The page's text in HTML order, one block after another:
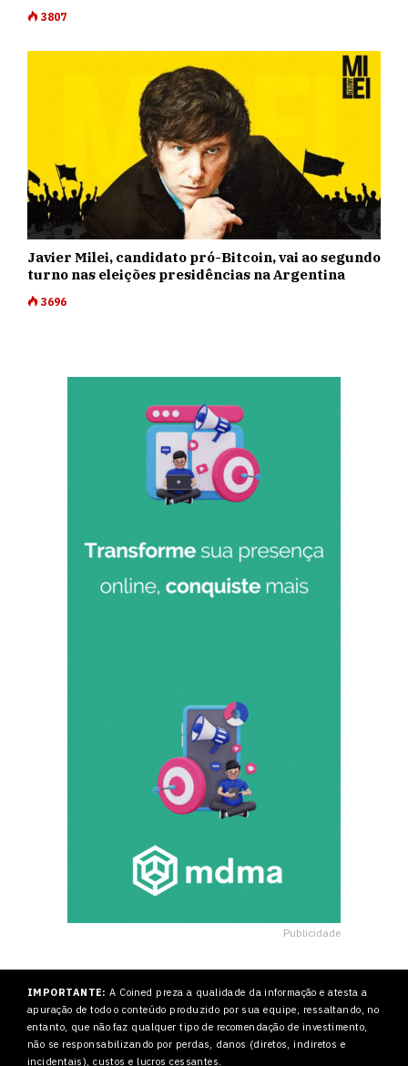
3807
Javier Milei, candidato pró-Bitcoin, vai ao segundo
turno nas eleições presidências na Argentina
3696
Publicidade
IMPORTANTE: A Coined preza a qualidade da informação e atesta a
apuração de todo o conteúdo produzido por sua equipe, ressaltando, no
entanto, que não faz qualquer tipo de recomendação de investimento,
não se responsabilizando por perdas, danos (diretos, indiretos e
incidentais), custos e lucros cessantes.